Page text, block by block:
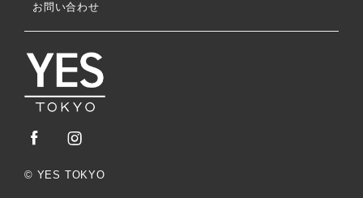
© YES TOKYO
お問い合わせ